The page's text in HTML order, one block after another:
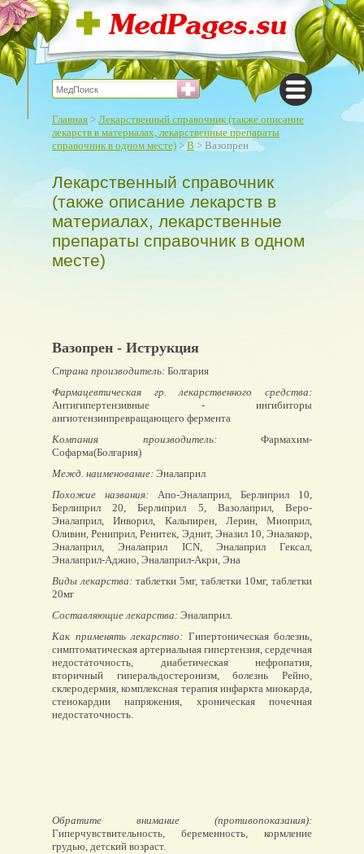
Главная > Лекарственный справочник (также описание
лекарств в материалах, лекарственные препараты
справочник в одном месте) >В > Вазопрен
Лекарственный справочник
(также описание лекарств в
материалах, лекарственные
препараты справочник в одном
месте)
Вазопрен - Иструкция
Страна производитель: Болгария
Фармацевтическая гр. лекарственного средства:
Антигипертензивные - ингибиторы
ангиотензинпревращающего фермента
Компания производитель:Фармахим-
Софарма(Болгария)
Межд. наименование: Эналаприл
Похожие названия: Апо-Эналаприл, Берлиприл 10,
Берлиприл 20, Берлиприл 5, Вазолаприл, Веро-
Эналаприл, Инворил, Кальпирен, Лерин, Миоприл,
Оливин, Рениприл, Ренитек, Эднит, Эназил 10, Эналакор,
Эналаприл, Эналаприл ICN, Эналаприл Гексал,
Эналаприл-Аджио, Эналаприл-Акри, Эна
Виды лекарства: таблетки 5мг, таблетки 10мг, таблетки
20мг
Составляющие лекарства: Эналаприл.
Как применять лекарство: Гипертоническая болезнь,
симптоматическая артериальная гипертензия, сердечная
недостаточность, диабетическая нефропатия,
вторичный гиперальдостеронизм, болезнь Рейно,
склеродермия, комплексная терапия инфаркта миокарда,
стенокардии напряжения, хроническая почечная
недостаточность.
Обратите внимание (противопоказания):
Гиперчувствительность, беременность, кормление
грудью, детский возраст.